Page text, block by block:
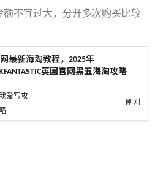
不宜过大，分开多次购买比较
网最新海淘教程，2025年
英国官网黑五海淘攻略
爱写攻
略
刚刚